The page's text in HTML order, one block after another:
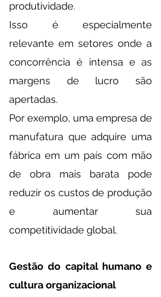
produtividade.
Isso é especialmente
relevante em setores onde a
concorrência é intensa e as
margens de lucro são
apertadas.
Por exemplo, uma empresa de
manufatura que adquire uma
fábrica em um país com mão
de obra mais barata pode
reduzir os custos de produção
e aumentar sua
competitividade global.
Gestão do capital humano e
cultura organizacional